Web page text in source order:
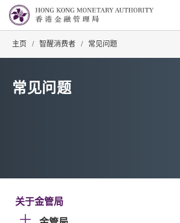
主页 / 智醒消费者 / 常见问题
常见问题
关于金管局